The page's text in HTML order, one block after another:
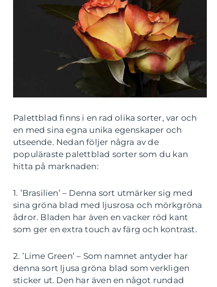
Palettblad finns i en rad olika sorter, var och
en med sina egna unika egenskaper och
utseende. Nedan följer några av de
populäraste palettblad sorter som du kan
hitta på marknaden:
1. ’Brasilien’ – Denna sort utmärker sig med
sina gröna blad med ljusrosa och mörkgröna
ådror. Bladen har även en vacker röd kant
som ger en extra touch av färg och kontrast.
2. ’Lime Green’ – Som namnet antyder har
denna sort ljusa gröna blad som verkligen
sticker ut. Den har även en något rundad